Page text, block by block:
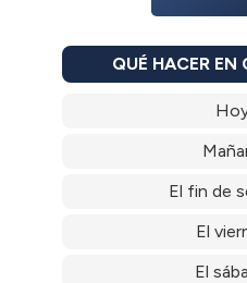
QUÉ HACER
El fin de
El
El